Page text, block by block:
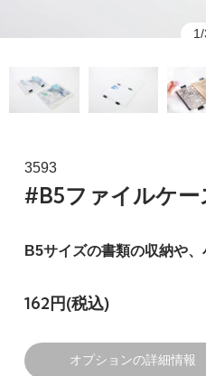
3593
#B5ファイルケー
B5サイズの書類の収納や、
162円(税込)
オプションの詳細情報